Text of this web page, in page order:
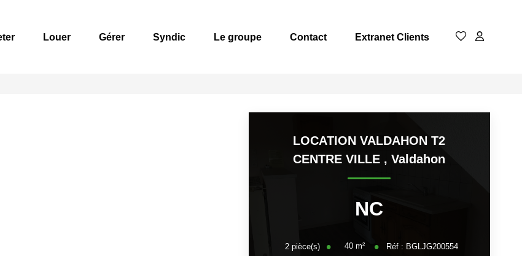
Louer Gérer Syndic Le groupe Contact Extranet Clients
LOCATION VALDAHON T2
CENTRE VILLE ,Valdahon
NC
2pièce(s) 40m² Réf : BGLJG200554